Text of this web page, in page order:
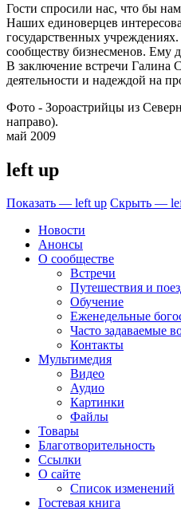
Гости спросили нас, что бы
Наших единоверцев
государственных
сообществу бизнесменов. Ему
В заключение встречи Галина
деятельности и надеждой на
Фото - Зороастрийцы из
направо).
май 2009
left up
Показать — left up Скрыть —
Новости
Анонсы
О сообществе
Встречи
Путешествия и
Обучение
Еженедельные
Часто задаваемые
Контакты
Мультимедия
Видео
Аудио
Картинки
Файлы
Товары
Благотворительность
Ссылки
О сайте
Список изменений
Гостевая книга